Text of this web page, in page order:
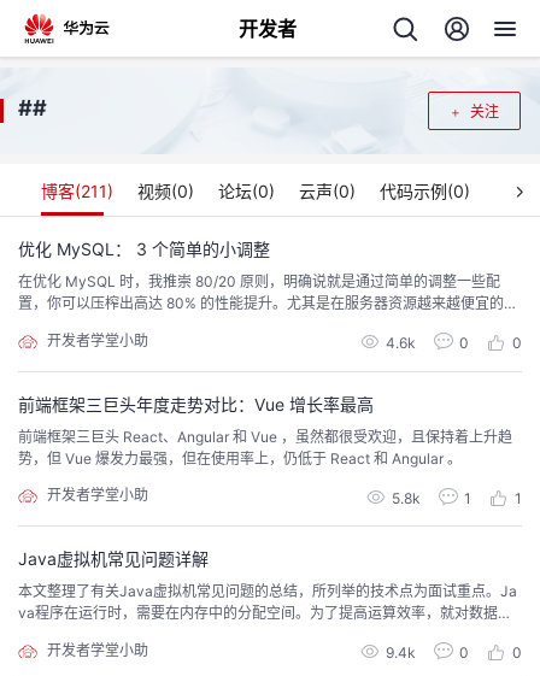
开发者
回
个
人
主
页
我
的
开
发
者
我
我
的
开
发
者
我
的
Programs
我
的
关注
##
博客(211) 视频(0) 论坛(0) 云声(0) 代码示例(0)
优化 MySQL： 3 个简单的小调整
在优化 MySQL 时，我推崇 80/20 原则，明确说就是通过简单的调整一些配
置，你可以压榨出高达 80% 的性能提升。尤其是在服务器资源越来越便宜的当
开发者学堂小助
4.6k 0 0
前端框架三巨头年度走势对比：Vue 增长率最高
前端框架三巨头 React、Angular 和 Vue ，虽然都很受欢迎，且保持着上升趋
势，但 Vue 爆发力最强，但在使用率上，仍低于 React 和 Angular 。
开发者学堂小助 5.8k 1 1
Java虚拟机常见问题详解
本文整理了有关Java虚拟机常见问题的总结，所列举的技术点为面试重点。Ja
va程序在运行时，需要在内存中的分配空间。为了提高运算效率，就对数据进
式。 开发者学堂小助 9.4k 0 0